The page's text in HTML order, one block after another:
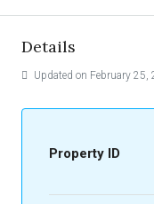
Details
Updated on February
Property ID